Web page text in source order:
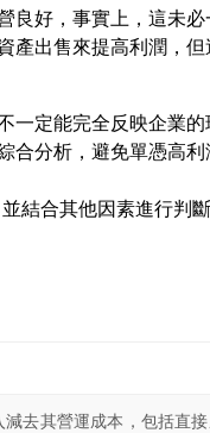
好，事實上，這未必
產出售來提高利潤，
一定能完全反映企業
合分析，避免單憑高
結合其他因素進行判
去其營運成本，包括直